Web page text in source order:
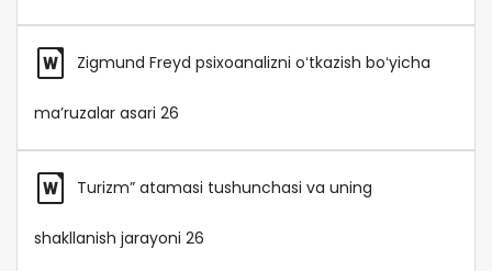
Zigmund Freyd psixoanalizni oʻtkazish boʻyicha
maʼruzalar asari 26
Turizm” atamasi tushunchasi va uning
shakllanish jarayoni 26